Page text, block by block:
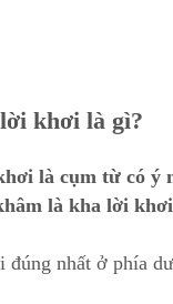
khơi là gì?
là cụm từ có ý
là kha lời
nhất ở phía